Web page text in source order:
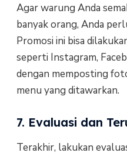
Agar warung Anda
banyak orang, Anda
Promosi ini bisa
seperti Instagram,
dengan memposting
menu yang ditawarkan.
7. Evaluasi dan
Terakhir, lakukan